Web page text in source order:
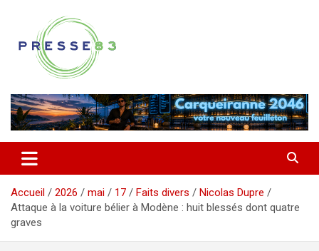
contenu
Presse 83
Accueil 2026 mai 17 Faits divers
Nicolas Dupre
Attaque à la voiture bélier à Modène : huit blessés dont quatre
graves